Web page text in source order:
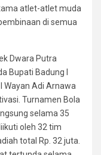
atlet-atlet muda
di semua
Dwara Putra
Bupati Badung I
Wayan Adi Arnawa
Turnamen Bola
selama 35
oleh 32 tim
total Rp. 32 juta.